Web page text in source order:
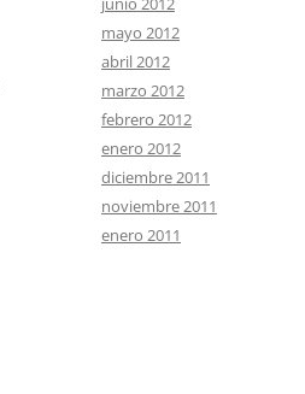
mayo 2012
abril 2012
marzo 2012
febrero 2012
enero 2012
diciembre 2011
noviembre 2011
enero 2011